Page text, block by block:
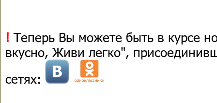
! Теперь Вы можете быть в курсе
вкусно, Живи легко",
сетях: